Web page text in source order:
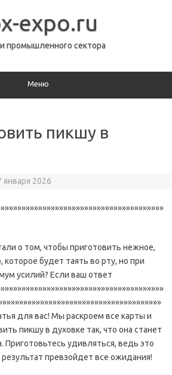
expo.ru
промышленного сектора
Меню
пикшу в
января 2026
о том, чтобы приготовить нежное,
будет таять во рту, но при
усилий? Если ваш ответ
для вас! Мы раскроем все карты и
пикшу в духовке так, что она станет
Приготовьтесь удивляться, ведь это
превзойдет все ожидания!